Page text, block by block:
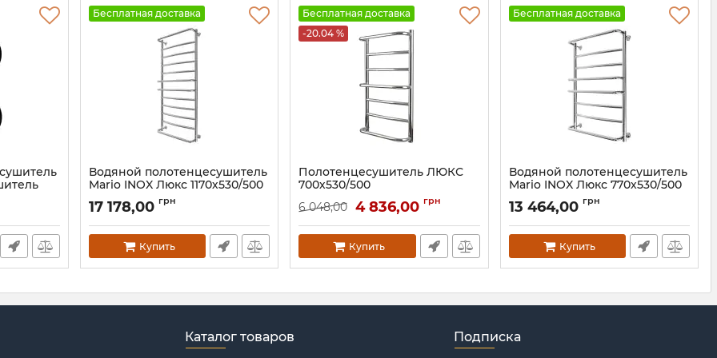
Бесплатная доставка
Водяной полотенцесушитель
Mario INOX Люкс 1170х530/500
Артикул:1.074.044582.0-br
17 178,00 грн
Купить
Бесплатная доставка
-20.04 %
Полотенцесушитель ЛЮКС
700х530/500
Артикул:1.1.0303.01.P
6 048,00 4 836,00 грн
Купить
Бесплатная доставка
Водяной полотенцесушитель
Mario INOX Люкс 770х530/500
Артикул:1.074.044578.0-G
13 464,00 грн
Купить
Каталог товаров Подписка